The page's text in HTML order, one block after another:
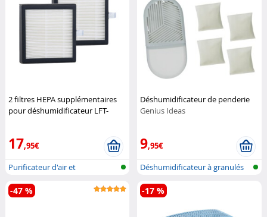
2 filtres HEPA supplémentaires
pour déshumidificateur LFT-
17,95€
Purificateur d'air et
déshumidifica...
Déshumidificateur de penderie
Genius Ideas
9,95€
Déshumidificateur à granulés
rechar...
-47 % -17 %